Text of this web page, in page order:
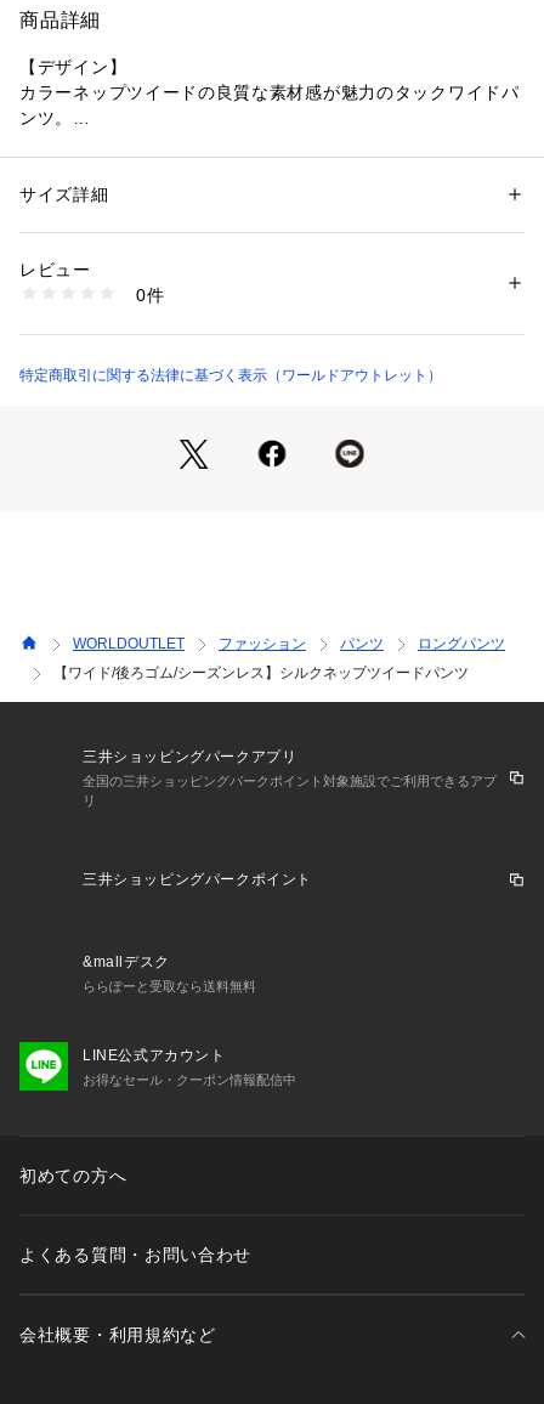
商品詳細
【デザイン】
カラーネップツイードの良質な素材感が魅力のタックワイドパ
ンツ。
ウエスト部分はすっきり見えるようフィット感がありながら
プ感に仕上げているのが特徴。
梳毛を使用する事で、ウールでありながらしなやかでさらっと
ニットやブラウスでも、カジュアルにカットソーでも大人な印
象に仕上げてくれます。
・ポケット数：横×2 後ろ×2
・前ファスナー
・ウエスト後ろゴム
若干製品と画像のカラーが異なる場合もございます。
性別：レディース
素材：表地: ポリエステル46％ レーヨン25％ 毛20％ ナイロン6％ シルク
生産国：ベトナム製
1096000002971
サイズ詳細
レビュー
0件
特定商取引に関する法律に基づく表示（ワールドアウトレット）
WORLDOUTLET ファッション パンツ
ロングパンツ
【ワイド/後ろゴム/シーズンレス】シルクネップツイードパンツ
三井ショッピングパークアプリ
全国の三井ショッピングパークポイント対象施設でご利用できるアプ
リ
三井ショッピングパークポイント
&mallデスク
ららぽーと受取なら送料無料
LINE公式アカウント
お得なセール・クーポン情報配信中
初めての方へ
よくある質問・お問い合わせ
会社概要・利用規約など